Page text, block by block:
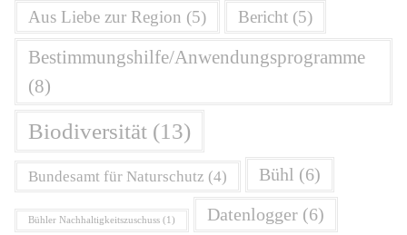
Aus Liebe zur Region (5) Bericht (5)
Bestimmungshilfe/Anwendungsprogramme
(8)
Biodiversität (13)
Bundesamt für Naturschutz (4) Bühl (6)
Bühler Nachhaltigkeitszuschuss (1) Datenlogger (6)